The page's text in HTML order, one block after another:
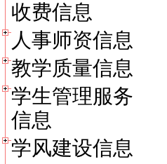
收费信息
人事师资信息
教学质量信息
学生管理服务
信息
学风建设信息